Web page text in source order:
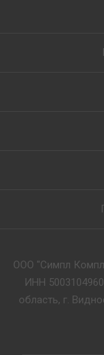
ООО "Симпл
ИНН
область, г.